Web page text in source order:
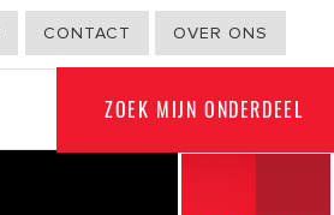
CONTACT OVER ONS
ZOEK MIJN ONDERDEEL